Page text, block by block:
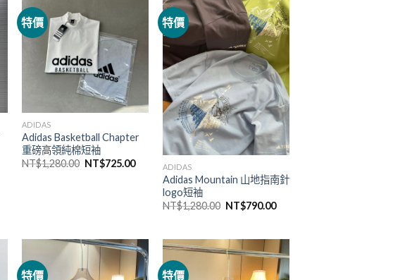
特價
ADIDAS
Adidas Basketball Chapter
重磅高領純棉短袖
NT$1,280.00 NT$725.00
特價
ADIDAS
Adidas Mountain 山地指南針
logo短袖
NT$1,280.00 NT$790.00
特價 特價